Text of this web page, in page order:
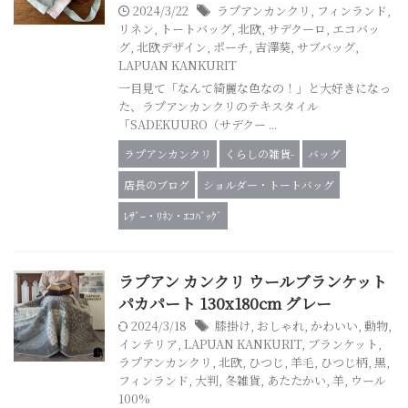
2024/3/22 ラプアンカンクリ , フィンランド,
リネン, トートバッグ, 北欧, サデクーロ, エコバッ
グ, 北欧デザイン, ポーチ, 吉澤葵, サブバッグ,
LAPUAN KANKURIT
一目見て「なんて綺麗な色なの！」と大好きになっ
た、ラプアンカンクリのテキスタイル
「SADEKUURO（サデクー ...
ラプアンカンクリ くらしの雑貨-
バッグ
店長のブログ
ショルダー・トートバッグ
ﾚｻﾞｰ・ﾘﾈﾝ・ｴｺﾊﾞｯｸﾞ
ラプアン カンクリ ウールブランケット
パカパート 130x180cm グレー
2024/3/18 膝掛け, おしゃれ, かわいい, 動物,
インテリア, LAPUAN KANKURIT, ブランケット,
ラプアンカンクリ , 北欧, ひつじ, 羊毛, ひつじ柄, 黒,
フィンランド, 大判, 冬雑貨, あたたかい, 羊, ウール
100%